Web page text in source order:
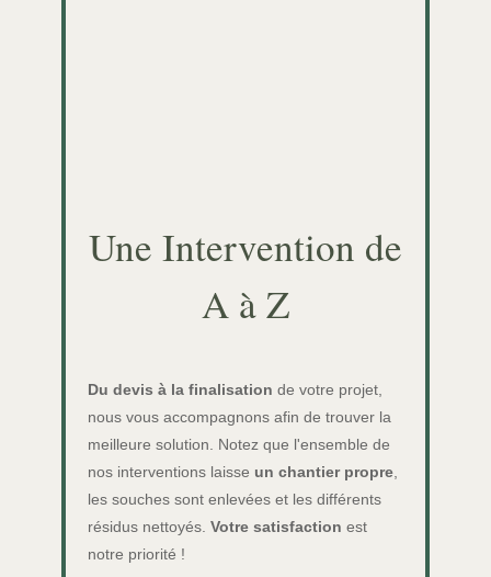
Une Intervention de
A à Z
Du devis à la finalisation de votre projet,
nous vous accompagnons afin de trouver la
meilleure solution. Notez que l'ensemble de
nos interventions laisse un chantier propre
les souches sont enlevées et les différents
résidus nettoyés. Votre satisfaction est
notre priorité !